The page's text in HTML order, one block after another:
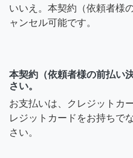
いいえ。本契約（依頼者様
ャンセル可能です。
本契約（依頼者様の前払い
さい。
お支払いは、クレジットカ
レジットカードをお持ちで
さい。